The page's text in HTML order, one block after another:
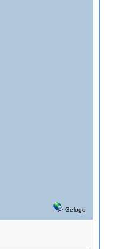
Gelogd